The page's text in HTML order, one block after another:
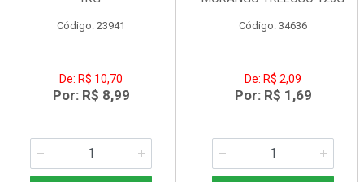
Código: 23941
De: R$ 10,70
Por: R$ 8,99
Código: 34636
De: R$ 2,09
Por: R$ 1,69